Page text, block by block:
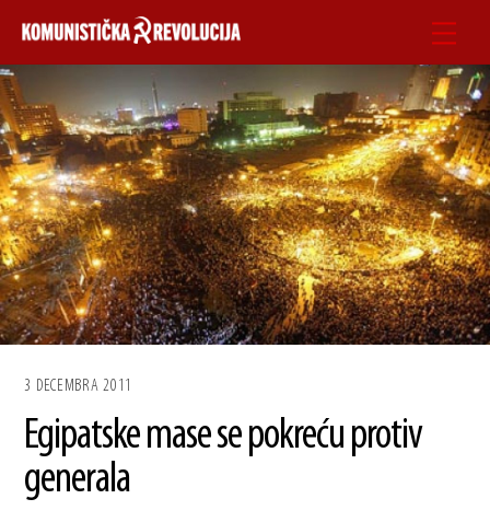
content
3 DECEMBRA 2011
Egipatske mase se pokreću protiv
generala